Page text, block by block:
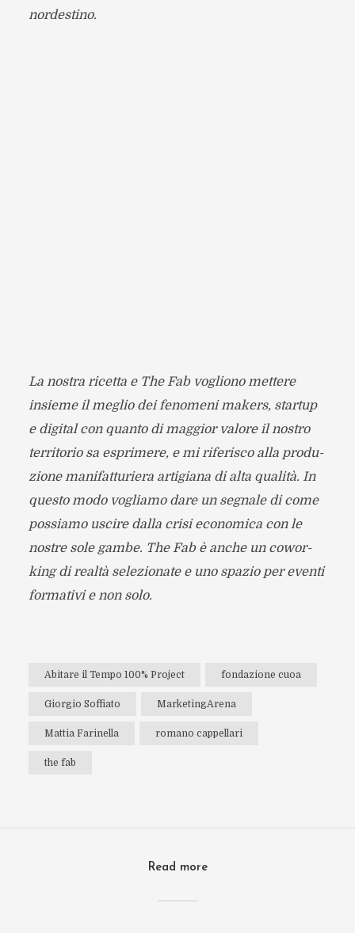
nordestino.
La nostra ricetta e The Fab vogliono met­tere
insieme il meglio dei feno­meni makers, star­tup
e digi­tal con quanto di mag­gior valore il nostro
ter­ri­to­rio sa espri­mere, e mi rife­ri­sco alla pro­du­
zione mani­fat­tu­riera arti­giana di alta qua­lità. In
que­sto modo vogliamo dare un segnale di come
pos­siamo uscire dalla crisi eco­no­mica con le
nostre sole gambe. The Fab è anche un cowor­
king di realtà sele­zio­nate e uno spa­zio per eventi
for­ma­tivi e non solo.
Abitare il Tempo 100% Project fondazione cuoa
Giorgio Soffiato MarketingArena
Mattia Farinella romano cappellari
the fab
Read more